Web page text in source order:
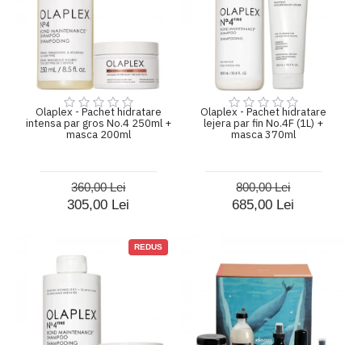
Olaplex - Pachet hidratare
intensa par gros No.4 250ml +
masca 200ml
305,00 Lei
360,00 Lei
Olaplex - Pachet hidratare
lejera par fin No.4F (1L) +
masca 370ml
685,00 Lei
800,00 Lei
REDUS